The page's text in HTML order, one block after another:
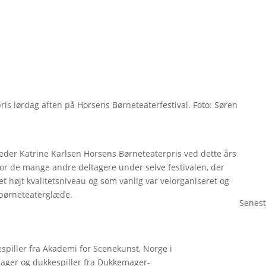
lørdag aften på Horsens Børneteaterfestival. Foto: Søren
Katrine Karlsen Horsens Børneteaterpris ved dette års
de mange andre deltagere under selve festivalen, der
højt kvalitetsniveau og som vanlig var velorganiseret og
fra Akademi for Scenekunst, Norge i
og dukkespiller fra Dukkemager-